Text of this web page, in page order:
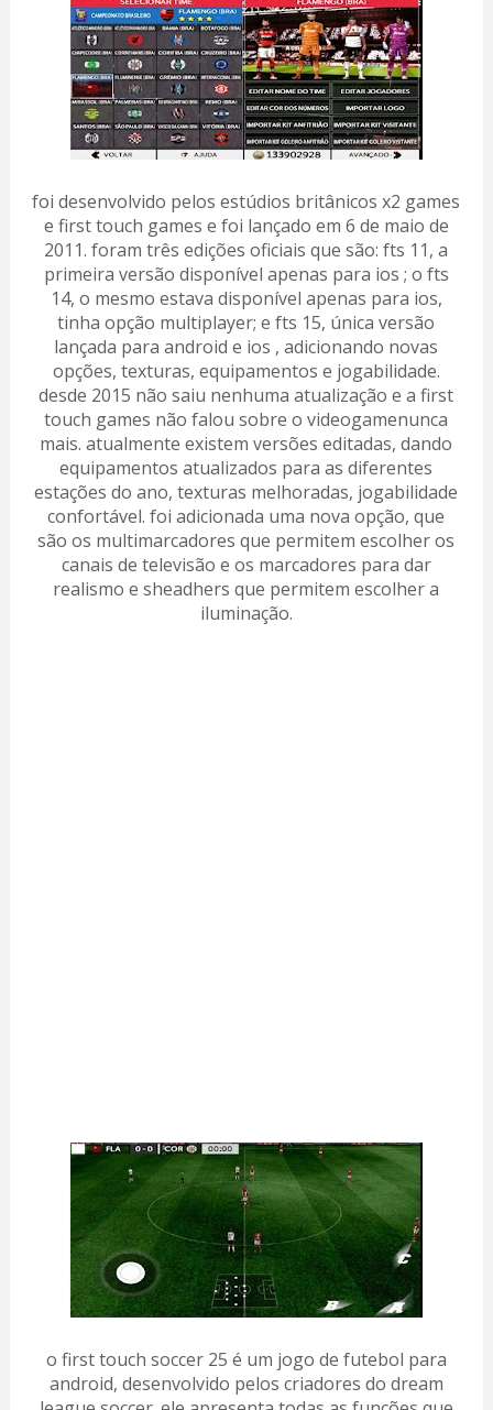
foi desenvolvido pelos estúdios britânicos x2 games
e first touch games e foi lançado em 6 de maio de
2011. foram três edições oficiais que são: fts 11, a
primeira versão disponível apenas para ios ; o fts
14, o mesmo estava disponível apenas para ios,
tinha opção multiplayer; e fts 15, única versão
lançada para android e ios , adicionando novas
opções, texturas, equipamentos e jogabilidade.
desde 2015 não saiu nenhuma atualização e a first
touch games não falou sobre o videogamenunca
mais. atualmente existem versões editadas, dando
equipamentos atualizados para as diferentes
estações do ano, texturas melhoradas, jogabilidade
confortável. foi adicionada uma nova opção, que
são os multimarcadores que permitem escolher os
canais de televisão e os marcadores para dar
realismo e sheadhers que permitem escolher a
iluminação.
o first touch soccer 25 é um jogo de futebol para
android, desenvolvido pelos criadores do dream